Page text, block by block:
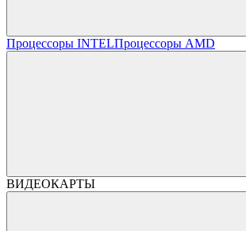
Процессоры INTELПроцессоры AMD
ВИДЕОКАРТЫ